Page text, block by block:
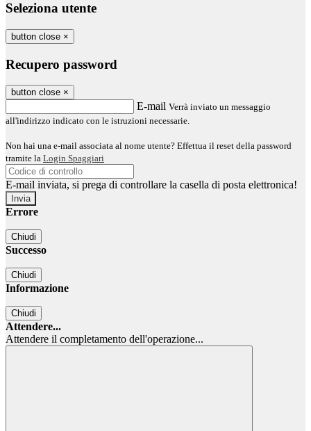
Seleziona utente
button close ×
Recupero password
button close ×
E-mail Verrà inviato un messaggio
all'indirizzo indicato con le istruzioni necessarie.
Non hai una e-mail associata al nome utente? Effettua il reset della password
tramite la Login Spaggiari
E-mail inviata, si prega di controllare la casella di posta elettronica!
Errore
Chiudi
Successo
Chiudi
Informazione
Chiudi
Attendere...
Attendere il completamento dell'operazione...